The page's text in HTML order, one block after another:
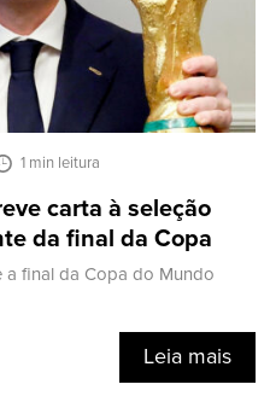
1 min leitura
carta à seleção
da final da Copa
a final da Copa do Mundo
Leia mais